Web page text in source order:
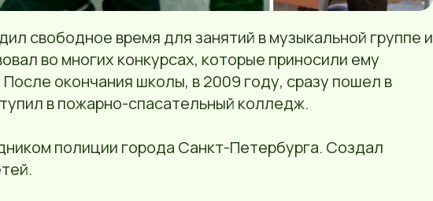
свободное время для занятий в музыкальной группе и
во многих конкурсах, которые приносили ему
окончания школы, в 2009 году, сразу пошел в
в пожарно-спасательный колледж.
полиции города Санкт-Петербурга. Создал